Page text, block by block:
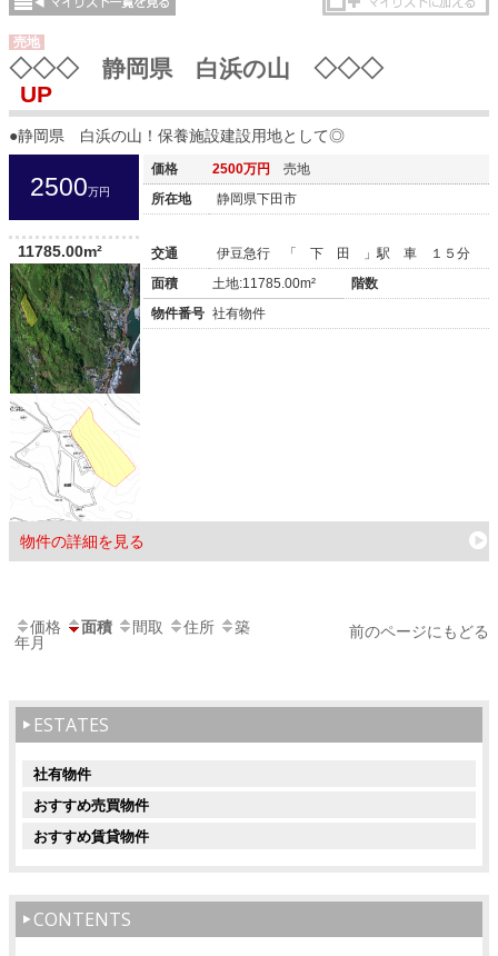
売地
◇◇◇ 静岡県 白浜の山 ◇◇◇
UP
●静岡県 白浜の山！保養施設建設用地として◎
2500万円
11785.00m²
物件の詳細を見る
価格 2500万円
売地
所在地
静岡県下田市
交通
伊豆急行 「 下 田 」駅 車 １５分
面積
土地:11785.00m²
階数
物件番号 社有物件
価格 面積 間取 住所
築
年月
前のページにもどる
ESTATES
社有物件
おすすめ売買物件
おすすめ賃貸物件
CONTENTS